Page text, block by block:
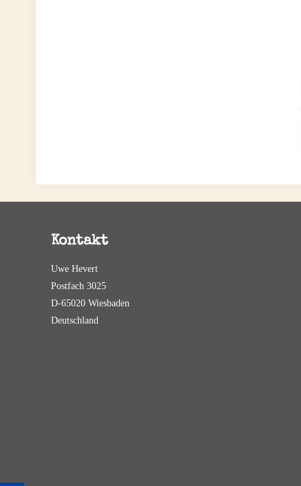
Kontakt
Uwe Hevert
Postfach 3025
D-65020 Wiesbaden
Deutschland